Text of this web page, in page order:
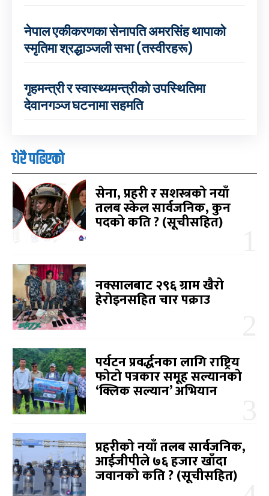
नेपाल एकीकरणका सेनापति अमरसिंह थापाको
स्मृतिमा श्रद्धाञ्जली सभा (तस्वीरहरू)
गृहमन्त्री र स्वास्थ्यमन्त्रीको उपस्थितिमा
देवानगञ्ज घटनामा सहमति
धेरै पढिएको
सेना, प्रहरी र सशस्त्रको नयाँ
तलब स्केल सार्वजनिक, कुन
पदको कति ? (सूचीसहित)
नक्सालबाट २९६ ग्राम खैरो
हेरोइनसहित चार पक्राउ
पर्यटन प्रवर्द्धनका लागि राष्ट्रिय
फोटो पत्रकार समूह सल्यानको
‘क्लिक सल्यान’ अभियान
प्रहरीको नयाँ तलब सार्वजनिक,
आईजीपीले ७६ हजार खाँदा
जवानको कति ? (सूचीसहित)